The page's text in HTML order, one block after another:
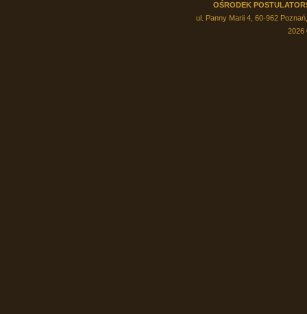
OŚRODEK
ul. Panny Marii 4, 60-962
2026